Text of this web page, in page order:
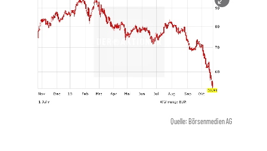
Quelle: Börsenmedien AG